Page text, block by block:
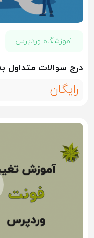
آموزشگاه وردپرس
درج سوالات متداول
رایگان